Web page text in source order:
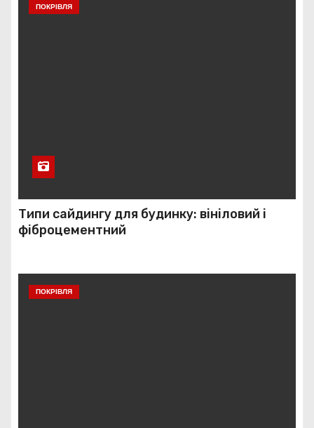
ПОКРІВЛЯ
Типи сайдингу для будинку: вініловий і
фіброцементний
ПОКРІВЛЯ